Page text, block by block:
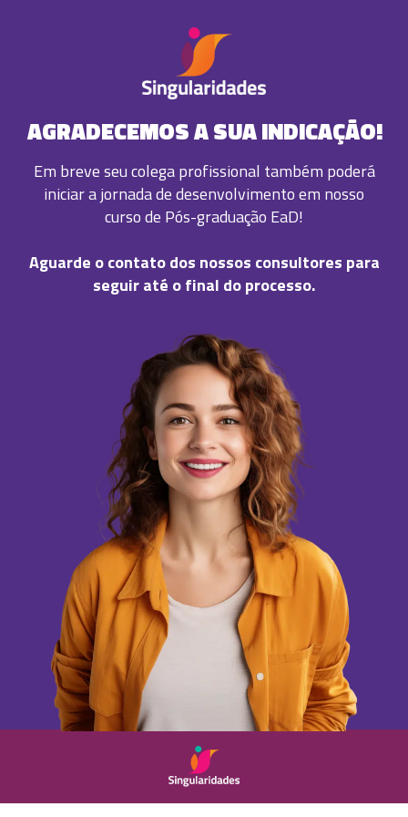
AGRADECEMOS A SUA INDICAÇÃO!
Em breve seu colega profissional também poderá
iniciar a jornada de desenvolvimento em nosso
curso de Pós-graduação EaD!
Aguarde o contato dos nossos consultores para
seguir até o final do processo.